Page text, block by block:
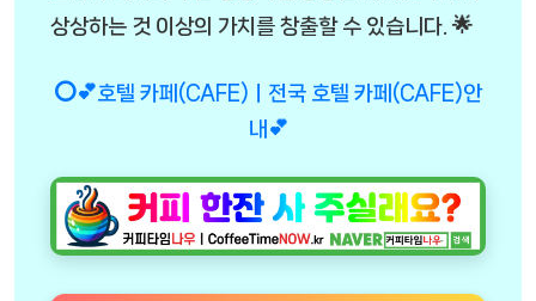
상상하는 것 이상의 가치를 창출할 수 있습니다. 🌟
⭕💕호텔 카페(CAFE)ㅣ전국 호텔 카페(CAFE)안
내💕